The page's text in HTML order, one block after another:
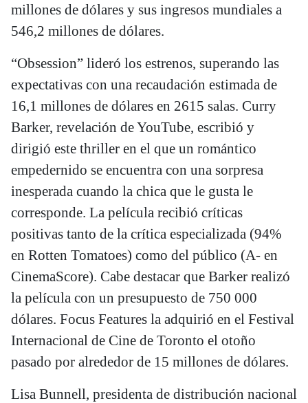
millones de dólares y sus ingresos mundiales a
546,2 millones de dólares.
“Obsession” lideró los estrenos, superando las
expectativas con una recaudación estimada de
16,1 millones de dólares en 2615 salas. Curry
Barker, revelación de YouTube, escribió y
dirigió este thriller en el que un romántico
empedernido se encuentra con una sorpresa
inesperada cuando la chica que le gusta le
corresponde. La película recibió críticas
positivas tanto de la crítica especializada (94%
en Rotten Tomatoes) como del público (A- en
CinemaScore). Cabe destacar que Barker realizó
la película con un presupuesto de 750 000
dólares. Focus Features la adquirió en el Festival
Internacional de Cine de Toronto el otoño
pasado por alrededor de 15 millones de dólares.
Lisa Bunnell, presidenta de distribución nacional